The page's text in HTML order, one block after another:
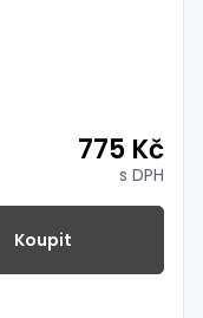
775 Kč
s DPH
Koupit